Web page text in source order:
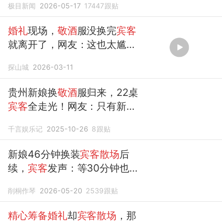
配合；酒店：她换装花46分
钟，人要走我们也留不住
极目新闻 2026-05-17 17447跟贴
婚礼现场， 敬酒服没换完宾客
就离开了，网友：这也太尴尬
探山城 2026-03-11
贵州新娘换敬酒服归来，22桌
宾客全走光！网友：只有新娘
千言娱乐记 2025-10-26 8跟贴
新娘46分钟换装宾客散场后
续， 宾客发声：等30分钟也不
削桐作琴 2026-05-20 2539跟贴
精心筹备婚礼却宾客散场 ，那